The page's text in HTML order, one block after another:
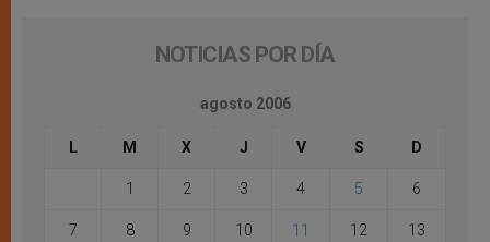
NOTICIAS POR DÍA
agosto 2006
L M X J V S D
1 2 3 4 5 6
7 8 9 10 11 12 13